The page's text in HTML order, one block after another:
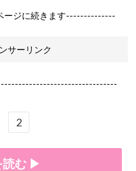
ジに続きます--------------
サーリンク
2
読む ▶